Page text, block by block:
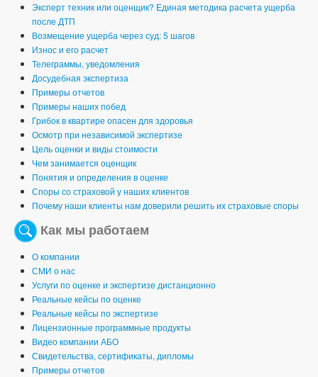
Эксперт техник или оценщик? Единая методика расчета ущерба
после ДТП
Возмещение ущерба через суд: 5 шагов
Износ и его расчет
Телеграммы, уведомления
Досудебная экспертиза
Примеры отчетов
Примеры наших побед
Грибок в квартире опасен для здоровья
Осмотр при независимой экспертизе
Цель оценки и виды стоимости
Чем занимается оценщик
Понятия и определения в оценке
Споры со страховой у наших клиентов
Почему наши клиенты нам доверили решить их страховые споры
Как мы работаем
О компании
СМИ о нас
Услуги по оценке и экспертизе дистанционно
Реальные кейсы по оценке
Реальные кейсы по экспертизе
Лицензионные программные продукты
Видео компании АБО
Свидетельства, сертификаты, дипломы
Примеры отчетов